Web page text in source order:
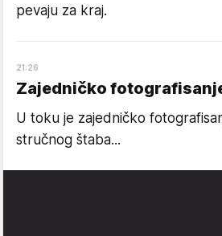
pevaju za kraj.
21:26
Zajedničko
U toku je zajedničko
stručnog štaba...